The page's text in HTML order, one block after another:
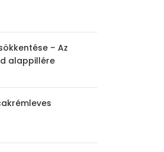
– Az
alappillére